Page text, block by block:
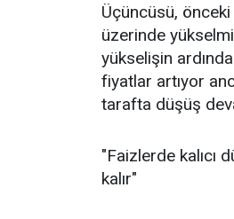
Üçüncüsü,
üzerinde
yükselişin
fiyatlar artıyor
tarafta düşüş
"Faizlerde kalıcı
kalır"